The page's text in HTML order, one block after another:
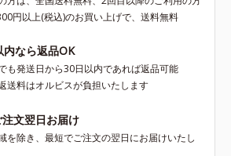
円以上(税込)のお買い上げで、送料無料
内なら返品OK
も発送日から30日以内であれば返品可能
送料はオルビスが負担いたします
文翌日お届け
を除き、最短でご注文の翌日にお届けいたし